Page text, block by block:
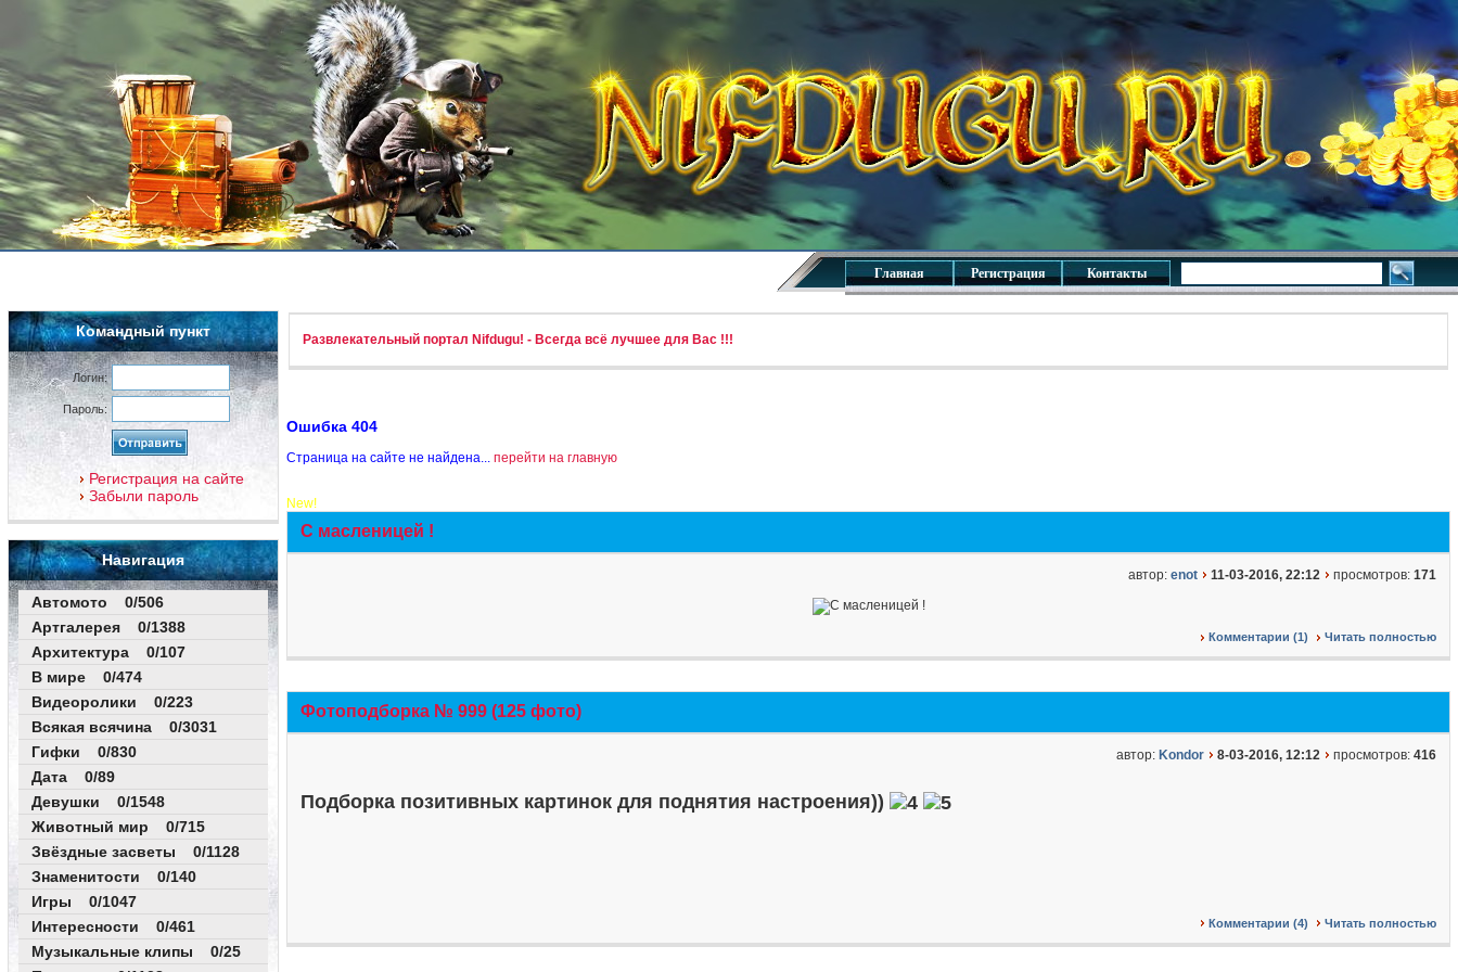
Главная Регистрация Контакты
Командный пункт
Логин:
Пароль:
Регистрация на сайте
Забыли пароль
Навигация
Автомото 0/506
Артгалерея 0/1388
Архитектура 0/107
В мире 0/474
Видеоролики 0/223
Всякая всячина 0/3031
Гифки 0/830
Дата 0/89
Девушки 0/1548
Животный мир 0/715
Звёздные засветы 0/1128
Знаменитости 0/140
Игры 0/1047
Интересности 0/461
Музыкальные клипы 0/25
Развлекательный портал Nifdugu! - Всегда всё лучшее для Вас !!!
Ошибка 404
Страница на сайте не найдена... перейти на главную
New!
С масленицей !
автор: enot 11-03-2016, 22:12 просмотров: 171
Комментарии (1) Читать полностью
Фотоподборка № 999 (125 фото)
автор: Kondor 8-03-2016, 12:12 просмотров: 416
Подборка позитивных картинок для поднятия настроения))
Комментарии (4) Читать полностью